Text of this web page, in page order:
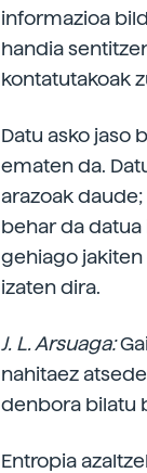
informazioa
handia
kontatutakoak
Datu asko jaso
ematen da.
arazoak
behar da datua
gehiago jakiten
izaten dira.
J. L. Arsuaga:
nahitaez
denbora bilatu
Entropia